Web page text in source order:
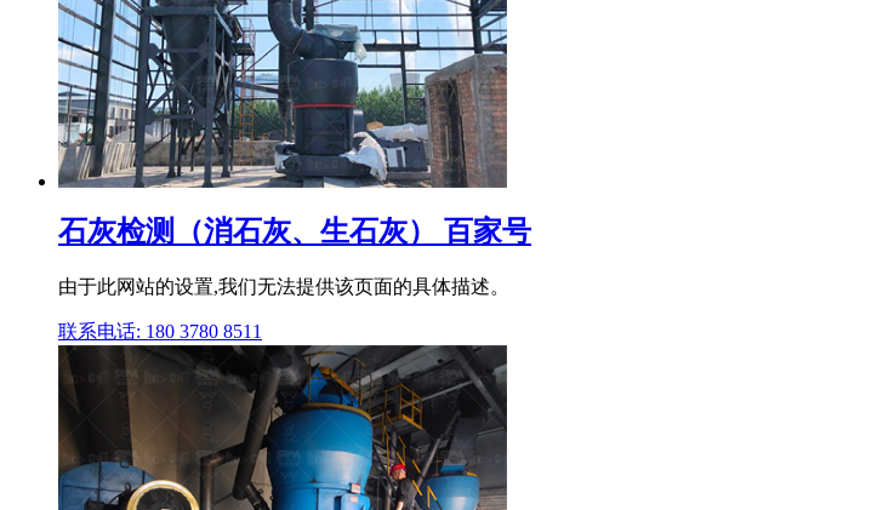
石灰检测（消石灰、生石灰） 百家号
由于此网站的设置,我们无法提供该页面的具体描述。
联系电话: 180 3780 8511